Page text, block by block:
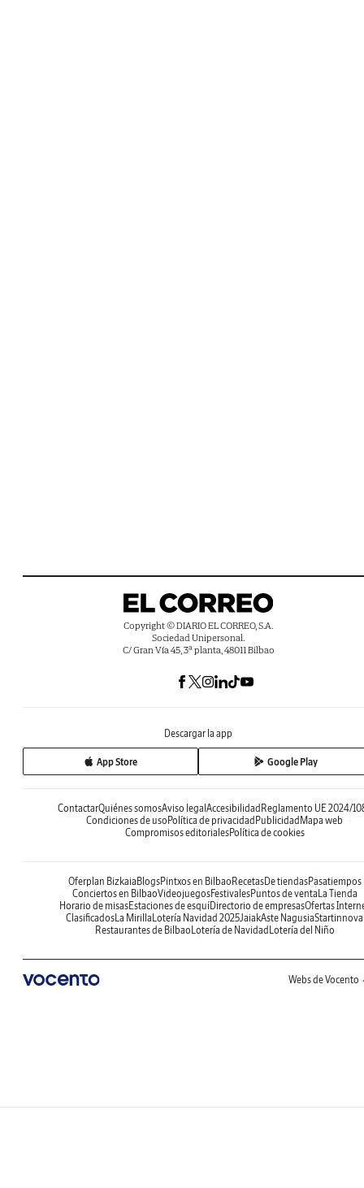
Copyright © DIARIO EL CORREO, S.A.
Sociedad Unipersonal.
C/ Gran Vía 45, 3ª planta, 48011 Bilbao
Descargar la app
App Store Google Play
ContactarQuiénes somosAviso legal Accesibilidad Reglamento UE 2024/
Condiciones de uso Política de privacidad Publicidad Mapa web
Compromisos editorialesPolítica de cookies
Oferplan Bizkaia BlogsPintxos en Bilbao RecetasDe tiendasPasatiempos
Conciertos en BilbaoVideojuegosFestivalesPuntos de venta La Tienda
Horario de misasEstaciones de esquíDirectorio de empresasOfertas
ClasificadosLa Mirilla Lotería Navidad 2025JaiakAste NagusiaStartinnova
Restaurantes de Bilbao Lotería de Navidad Lotería del Niño
Webs de Vocento